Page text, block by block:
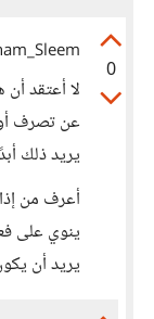
0
لا أعتقد
عن تصرف
يريد ذلك
أعرف من
ينوي على
يريد أن